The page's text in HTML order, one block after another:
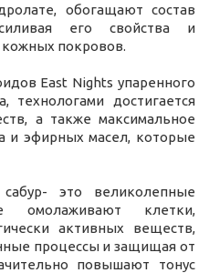
обогащают состав
его свойства и
кожных покровов.
East Nights упаренного
технологами достигается
а также максимальное
и эфирных масел, которые
это великолепные
омолаживают клетки,
активных веществ,
процессы и защищая от
повышают тонус